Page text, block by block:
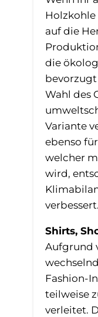
auf die
die
Wahl des
Variante
ebenso
welcher
wird,
verbessert.
Shirts,
Aufgrund
Fashion-
teilweise
verleitet.